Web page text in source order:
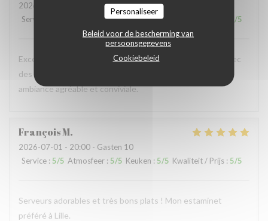
Personaliseer
Beleid voor de bescherming van
persoonsgegevens
Cookiebeleid
2026-07-04
- 13:15 - Gasten 4
Service
Atmosfeer:5/5 Keuken:5/5 /5
Excellent restaurant, plats délicieux, copieux, préparés avec
des produits frais , personnel chaleureux, à l’écoute ,
ambiance agréable et conviviale.
FrançoisM
2026-07-01 - 20:00 - Gasten 10
Service : 5/5 Atmosfeer : 5/5 Keuken : 5/5 Kwaliteit / Prijs : 5/5
Serveurs adorables et très bons plats ! Mon estaminet
préféré à Lille.